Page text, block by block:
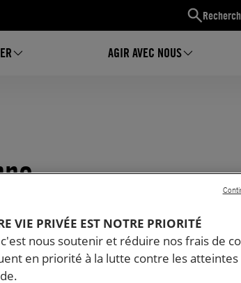
AGIR AVEC NOUS
VIE PRIVÉE EST NOTRE PRIORITÉ
nous soutenir et réduire nos frais de
en priorité à la lutte contre les